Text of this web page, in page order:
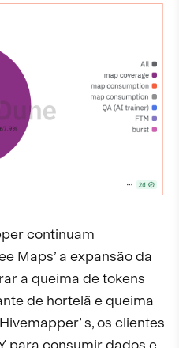
continuam
Maps’ a expansão da
a queima de tokens
de hortelã e queima
s, os clientes
para consumir dados e